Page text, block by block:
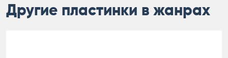
Другие пластинки в жанрах